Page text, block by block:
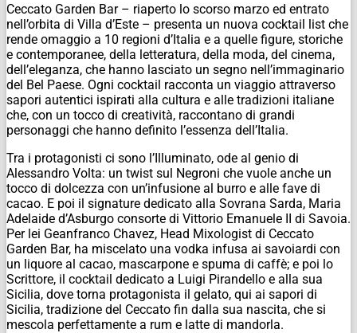
Ceccato Garden Bar – riaperto lo scorso marzo ed entrato
nell’orbita di Villa d’Este – presenta un nuova cocktail list che
rende omaggio a 10 regioni d’Italia e a quelle figure, storiche
e contemporanee, della letteratura, della moda, del cinema,
dell’eleganza, che hanno lasciato un segno nell’immaginario
del Bel Paese. Ogni cocktail racconta un viaggio attraverso
sapori autentici ispirati alla cultura e alle tradizioni italiane
che, con un tocco di creatività, raccontano di grandi
personaggi che hanno definito l’essenza dell’Italia.
Tra i protagonisti ci sono l’Illuminato, ode al genio di
Alessandro Volta: un twist sul Negroni che vuole anche un
tocco di dolcezza con un’infusione al burro e alle fave di
cacao. E poi il signature dedicato alla Sovrana Sarda, Maria
Adelaide d’Asburgo consorte di Vittorio Emanuele II di Savoia.
Per lei Geanfranco Chavez, Head Mixologist di Ceccato
Garden Bar, ha miscelato una vodka infusa ai savoiardi con
un liquore al cacao, mascarpone e spuma di caffè; e poi lo
Scrittore, il cocktail dedicato a Luigi Pirandello e alla sua
Sicilia, dove torna protagonista il gelato, qui ai sapori di
Sicilia, tradizione del Ceccato fin dalla sua nascita, che si
mescola perfettamente a rum e latte di mandorla.